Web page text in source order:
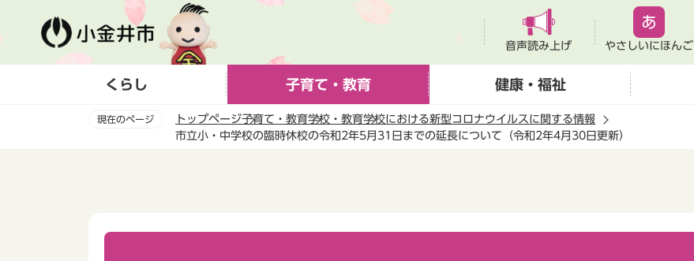
ー
音声読み上げ やさしいにほんご
くらし 子育て・教育 健康・福祉
現在のページ トップページ子育て・教育学校・教育学校における新型コロナウイルスに関する情報
市立小・中学校の臨時休校の令和2年5月31日までの延長について（令和2年4月30日更新）